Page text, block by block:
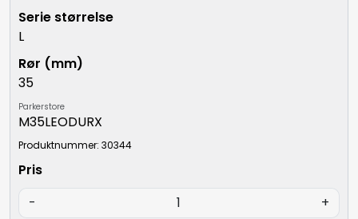
L
35
Parkerstore
M35LEODURX
Produktnummer: 30344
- +